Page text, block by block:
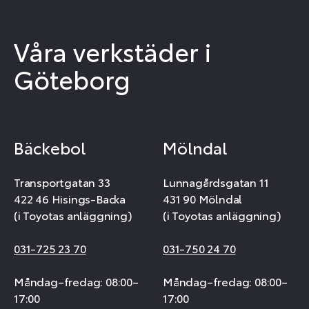
Våra verkstäder i
Göteborg
Bäckebol
Transportgatan 33
422 46 Hisings-Backa
(i Toyotas anläggning)
031-725 23 70
Måndag–fredag: 08:00–
17:00
Mölndal
Lunnagårdsgatan 11
431 90 Mölndal
(i Toyotas anläggning)
031-750 24 70
Måndag–fredag: 08:00–
17:00